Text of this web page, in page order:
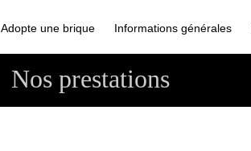
Adopte une brique Informations générales
Nos prestations